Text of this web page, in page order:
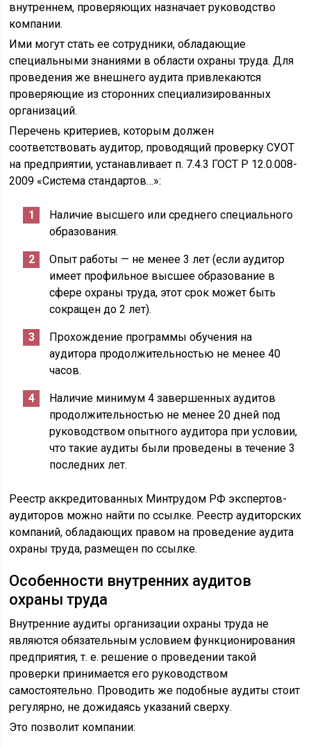
внутреннем, проверяющих назначает руководство
компании.
Ими могут стать ее сотрудники, обладающие
специальными знаниями в области охраны труда. Для
проведения же внешнего аудита привлекаются
проверяющие из сторонних специализированных
организаций.
Перечень критериев, которым должен
соответствовать аудитор, проводящий проверку СУОТ
на предприятии, устанавливает п. 7.4.3 ГОСТ Р 12.0.008-
2009 «Система стандартов…»:
Наличие высшего или среднего специального
образования.
Опыт работы — не менее 3 лет (если аудитор
имеет профильное высшее образование в
сфере охраны труда, этот срок может быть
сокращен до 2 лет).
Прохождение программы обучения на
аудитора продолжительностью не менее 40
часов.
Наличие минимум 4 завершенных аудитов
продолжительностью не менее 20 дней под
руководством опытного аудитора при условии,
что такие аудиты были проведены в течение 3
последних лет.
Реестр аккредитованных Минтрудом РФ экспертов-
аудиторов можно найти по ссылке. Реестр аудиторских
компаний, обладающих правом на проведение аудита
охраны труда, размещен по ссылке.
Особенности внутренних аудитов
охраны труда
Внутренние аудиты организации охраны труда не
являются обязательным условием функционирования
предприятия, т. е. решение о проведении такой
проверки принимается его руководством
самостоятельно. Проводить же подобные аудиты стоит
регулярно, не дожидаясь указаний сверху.
Это позволит компании: